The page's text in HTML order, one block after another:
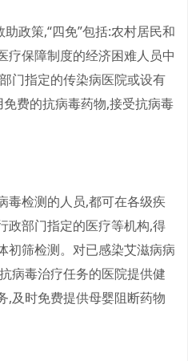
政策,“四免”包括:农村居民和
疗保障制度的经济困难人员中
门指定的传染病医院或设有
费的抗病毒药物,接受抗病毒
毒检测的人员,都可在各级疾
政部门指定的医疗等机构,得
初筛检测。对已感染艾滋病病
病毒治疗任务的医院提供健
,及时免费提供母婴阻断药物